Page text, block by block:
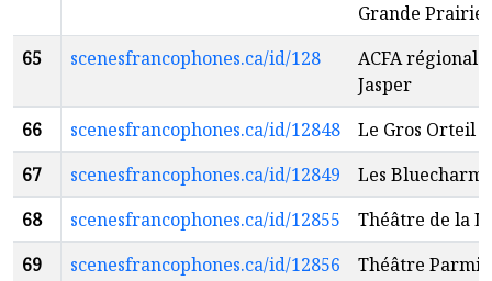
Grande Prairie
65
scenesfrancophones.ca/id/128
ACFA régionale
Jasper
66
scenesfrancophones.ca/id/12848
Le Gros Orteil
67
scenesfrancophones.ca/id/12849
Les Bluecharms
68
scenesfrancophones.ca/id/12855
Théâtre de la
69
scenesfrancophones.ca/id/12856
Théâtre